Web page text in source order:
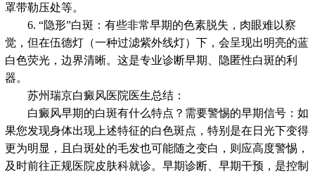
罩带勒压处等。
6. “隐形”白斑：有些非常早期的色素脱失，肉眼难以察
觉，但在伍德灯（一种过滤紫外线灯）下，会呈现出明亮的蓝
白色荧光，边界清晰。这是专业诊断早期、隐匿性白斑的利
器。
苏州瑞京白癜风医院医生总结：
白癜风早期的白斑有什么特点？需要警惕的早期信号：如
果您发现身体出现上述特征的白色斑点，特别是在日光下变得
更为明显，且白斑处的毛发也可能随之变白，则应高度警惕，
及时前往正规医院皮肤科就诊。早期诊断、早期干预，是控制